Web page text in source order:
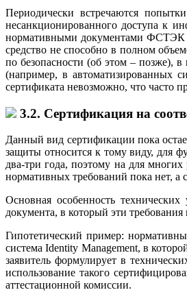
Периодически встречаются
несанкционированного доступа к
нормативными документами ФСТЭК
средство не способно в полном
по безопасности (об этом – позже),
(например, в автоматизированных
сертификата невозможно, что часто
3.2. Сертификация на
Данный вид сертификации пока
защиты относится к тому виду, для
два-три года, поэтому на для
нормативных требований пока нет, а
Основная особенность
документа, в который эти
Гипотетический пример:
система Identity Management, в
заявитель формулирует в
использование такого
аттестационной комиссии.